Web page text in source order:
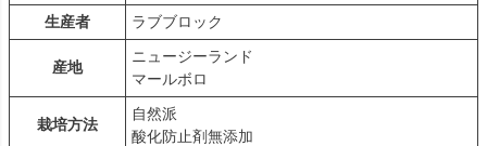
生産者 ラブブロック
産地
ニュージーランド
マールボロ
栽培方法
自然派
酸化防止剤無添加